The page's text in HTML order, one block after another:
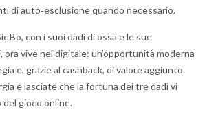
di auto‑esclusione quando necessario.
Bo, con i suoi dadi di ossa e le sue
ora vive nel digitale: un’opportunità moderna
e, grazie al cashback, di valore aggiunto.
e lasciate che la fortuna dei tre dadi vi
gioco online.